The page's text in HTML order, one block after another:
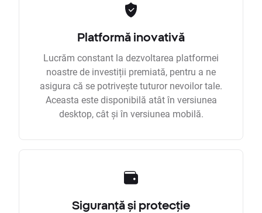
Platformă inovativă
Lucrăm constant la dezvoltarea platformei
noastre de investiții premiată, pentru a ne
asigura că se potrivește tuturor nevoilor tale.
Aceasta este disponibilă atât în versiunea
desktop, cât și în versiunea mobilă.
Siguranță și protecție